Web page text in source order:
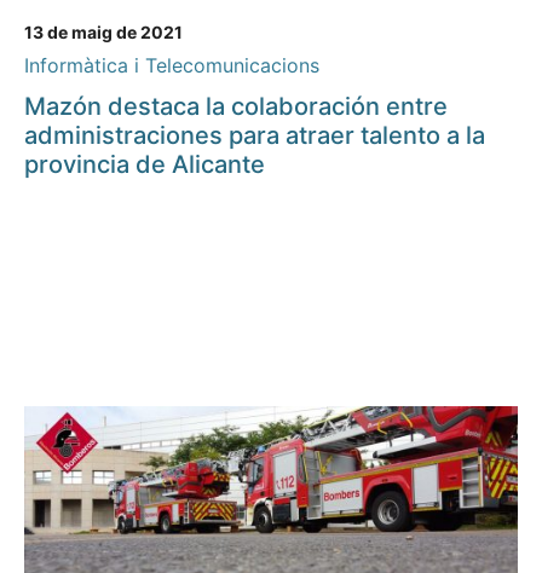
13 de maig de 2021
Informàtica i Telecomunicacions
Mazón destaca la colaboración entre
administraciones para atraer talento a la
provincia de Alicante